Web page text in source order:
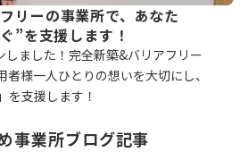
リーの事業所で、あなた
”を支援します！
しました！完全新築&バリアフリー
者様一人ひとりの想いを大切にし、
を支援します！
事業所ブログ記事